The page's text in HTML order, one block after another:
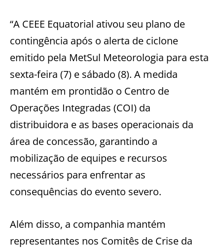
“A CEEE Equatorial ativou seu plano de
contingência após o alerta de ciclone
emitido pela MetSul Meteorologia para esta
sexta-feira (7) e sábado (8). A medida
mantém em prontidão o Centro de
Operações Integradas (COI) da
distribuidora e as bases operacionais da
área de concessão, garantindo a
mobilização de equipes e recursos
necessários para enfrentar as
consequências do evento severo.
Além disso, a companhia mantém
representantes nos Comitês de Crise da